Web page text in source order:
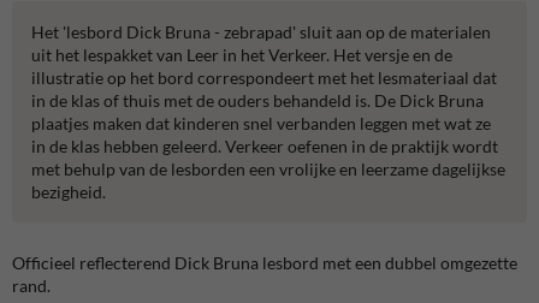
Het 'lesbord Dick Bruna - zebrapad' sluit aan op de materialen
uit het lespakket van Leer in het Verkeer. Het versje en de
illustratie op het bord correspondeert met het lesmateriaal dat
in de klas of thuis met de ouders behandeld is. De Dick Bruna
plaatjes maken dat kinderen snel verbanden leggen met wat ze
in de klas hebben geleerd. Verkeer oefenen in de praktijk wordt
met behulp van de lesborden een vrolijke en leerzame dagelijkse
bezigheid.
Officieel reflecterend Dick Bruna lesbord met een dubbel omgezette
rand.